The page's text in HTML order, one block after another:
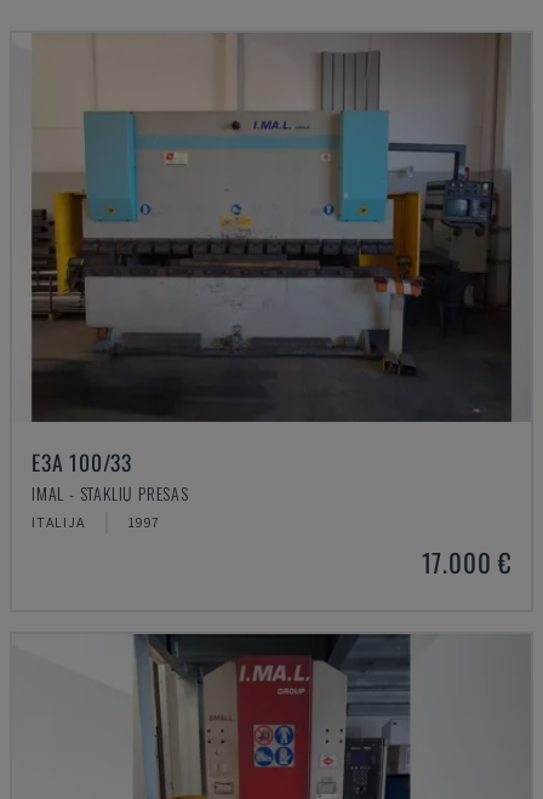
E3A 100/33
IMAL - STAKLIŲ PRESAS
ITALIJA 1997
17.000 €